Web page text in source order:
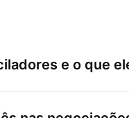
e o que